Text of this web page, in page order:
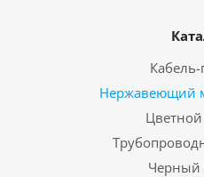
Нержавеющий
Черный